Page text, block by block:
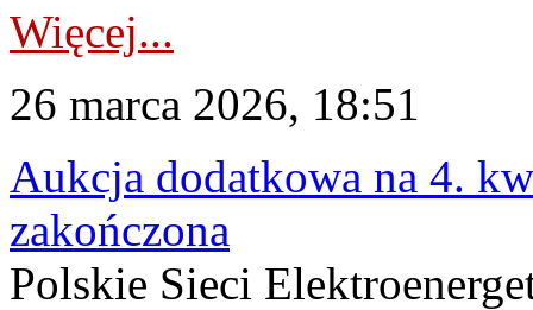
Więcej...
26 marca 2026, 18:51
Aukcja dodatkowa na 4.
zakończona
Polskie Sieci